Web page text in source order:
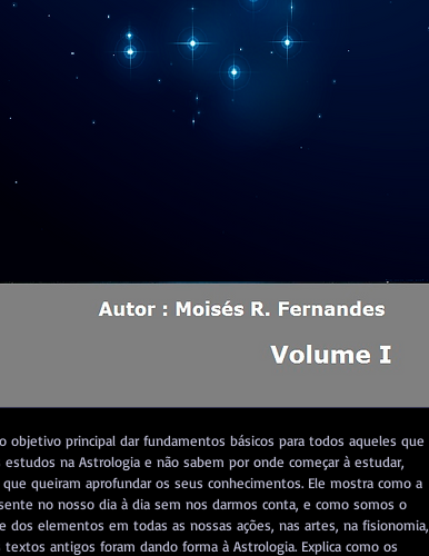
objetivo principal dar fundamentos básicos para todos aqueles que
na Astrologia e não sabem por onde começar à estudar,
queiram aprofundar os seus conhecimentos. Ele mostra como a
no nosso dia à dia sem nos darmos conta, e como somos o
dos elementos em todas as nossas ações, nas artes, na fisionomia,
textos antigos foram dando forma à Astrologia. Explica como os